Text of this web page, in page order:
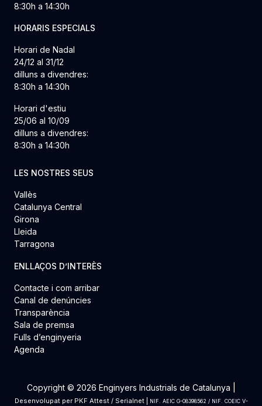
8:30h a 14:30h
HORARIS ESPECIALS
Horari de Nadal
24/12 al 31/12
dilluns a divendres:
8:30h a 14:30h
Horari d'estiu
25/06 al 10/09
dilluns a divendres:
8:30h a 14:30h
LES NOSTRES SEUS
Vallès
Catalunya Central
Girona
Lleida
Tarragona
ENLLAÇOS D’INTERÈS
Contacte i com arribar
Canal de denúncies
Transparència
Sala de premsa
Fulls d’enginyeria
Agenda
Copyright © 2026 Enginyers Industrials de Catalunya |
Desenvolupat per PKF Attest/ Serialnet| NIF. AEIC G-08398562 / NIF. COEIC V-